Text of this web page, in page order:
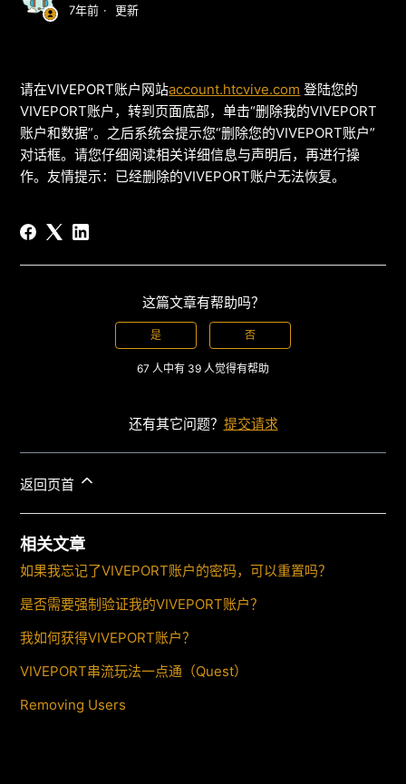
7年前 更新
请在VIVEPORT账户网站account.htcvive.com 登陆您的
VIVEPORT账户，转到页面底部，单击“删除我的VIVEPORT
账户和数据”。之后系统会提示您“删除您的VIVEPORT账户”
对话框。请您仔细阅读相关详细信息与声明后，再进行操
作。友情提示：已经删除的VIVEPORT账户无法恢复。
这篇文章有帮助吗？
是 否
67 人中有 39 人觉得有帮助
还有其它问题？ 提交请求
返回页首
相关文章
如果我忘记了VIVEPORT账户的密码，可以重置吗？
是否需要强制验证我的VIVEPORT账户？
我如何获得VIVEPORT账户？
VIVEPORT串流玩法一点通（Quest）
Removing Users